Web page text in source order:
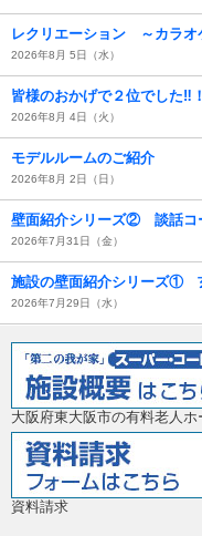
レクリエーション ～カラオ
2026年8月 5日（水）
皆様のおかげで２位でした‼！
2026年8月 4日（火）
モデルルームのご紹介
2026年8月 2日（日）
壁面紹介シリーズ② 談話コ
2026年7月31日（金）
施設の壁面紹介シリーズ①
2026年7月29日（水）
大阪府東大阪市の有料老人
資料請求